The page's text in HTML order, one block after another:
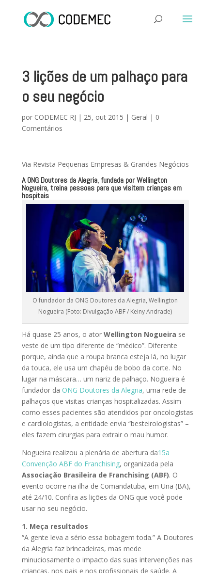
3 lições de um palhaço para
o seu negócio
por CODEMEC RJ | 25, out 2015 | Geral | 0
Comentários
Via Revista Pequenas Empresas & Grandes Negócios
A ONG Doutores da Alegria, fundada por Wellington
Nogueira, treina pessoas para que visitem crianças em
hospitais
O fundador da ONG Doutores da Alegria, Wellington
Nogueira (Foto: Divulgação ABF / Keiny Andrade)
Há quase 25 anos, o ator Wellington Nogueira se
veste de um tipo diferente de “médico”. Diferente
porque, ainda que a roupa branca esteja lá, no lugar
da touca, ele usa um chapéu de bobo da corte. No
lugar na máscara… um nariz de palhaço. Nogueira é
fundador da ONG Doutores da Alegria, uma rede de
palhaços que visitas crianças hospitalizadas. Assim
como esses pacientes são atendidos por oncologistas
e cardiologistas, a entidade envia “besteirologistas” –
eles fazem cirurgias para extrair o mau humor.
Nogueira realizou a plenária de abertura da15a
Convenção ABF do Franchising, organizada pela
Associação Brasileira de Franchising (ABF). O
evento ocorre na ilha de Comandatuba, em Una (BA),
até 24/10. Confira as lições da ONG que você pode
usar no seu negócio.
1. Meça resultados
“A gente leva a sério essa bobagem toda.” A Doutores
da Alegria faz brincadeiras, mas mede
minuciosamente o impacto das suas intervenções nas
crianças, nos pais e nos profissionais de saúde. A